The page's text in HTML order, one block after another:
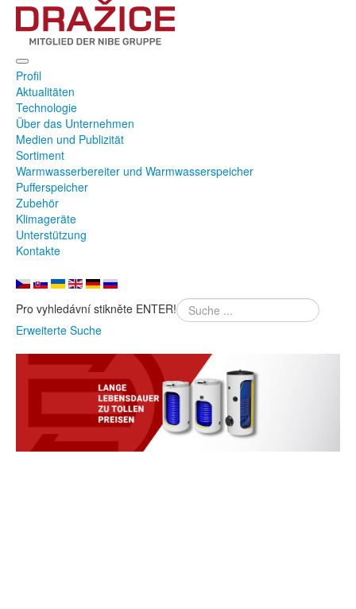
Profil
Aktualitäten
Technologie
Über das Unternehmen
Medien und Publizität
Sortiment
Warmwasserbereiter und Warmwasserspeicher
Pufferspeicher
Zubehör
Klimageräte
Unterstützung
Kontakte
Pro vyhledávní stikněte ENTER!
Erweiterte Suche